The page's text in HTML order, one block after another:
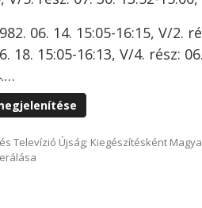
06. 14. 15:05-16:15, V/2.
18. 15:05-16:13, V/4. rész:
Televízió Újság; Kiegészítésként